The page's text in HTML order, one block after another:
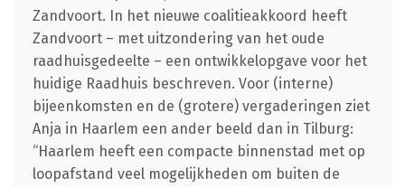
Zandvoort. In het nieuwe coalitieakkoord heeft
Zandvoort – met uitzondering van het oude
raadhuisgedeelte – een ontwikkelopgave voor het
huidige Raadhuis beschreven. Voor (interne)
bijeenkomsten en de (grotere) vergaderingen ziet
Anja in Haarlem een ander beeld dan in Tilburg:
“Haarlem heeft een compacte binnenstad met op
loopafstand veel mogelijkheden om buiten de